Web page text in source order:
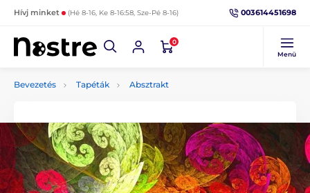
Hívj minket (Hé 8-16, Ke 8-16:58, Sze-Pé 8-16) 003614451698
0
Menü
Bevezetés Tapéták Absztrakt